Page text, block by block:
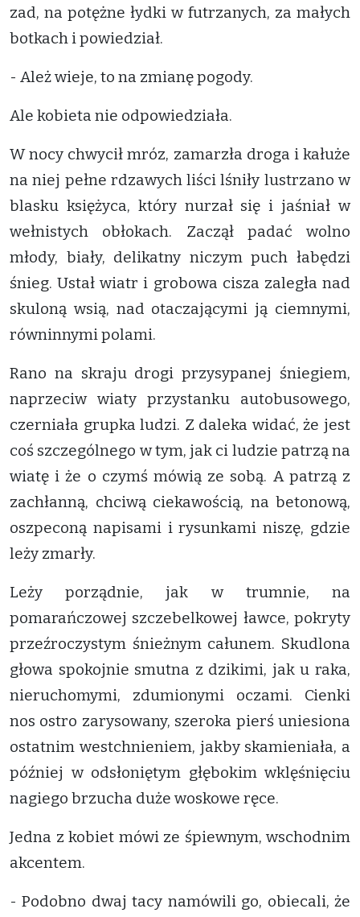
zad, na potężne łydki w futrzanych, za małych
botkach i powiedział.
- Ależ wieje, to na zmianę pogody.
Ale kobieta nie odpowiedziała.
W nocy chwycił mróz, zamarzła droga i kałuże
na niej pełne rdzawych liści lśniły lustrzano w
blasku księżyca, który nurzał się i jaśniał w
wełnistych obłokach. Zaczął padać wolno
młody, biały, delikatny niczym puch łabędzi
śnieg. Ustał wiatr i grobowa cisza zaległa nad
skuloną wsią, nad otaczającymi ją ciemnymi,
równinnymi polami.
Rano na skraju drogi przysypanej śniegiem,
naprzeciw wiaty przystanku autobusowego,
czerniała grupka ludzi. Z daleka widać, że jest
coś szczególnego w tym, jak ci ludzie patrzą na
wiatę i że o czymś mówią ze sobą. A patrzą z
zachłanną, chciwą ciekawością, na betonową,
oszpeconą napisami i rysunkami niszę, gdzie
leży zmarły.
Leży porządnie, jak w trumnie, na
pomarańczowej szczebelkowej ławce, pokryty
przeźroczystym śnieżnym całunem. Skudlona
głowa spokojnie smutna z dzikimi, jak u raka,
nieruchomymi, zdumionymi oczami. Cienki
nos ostro zarysowany, szeroka pierś uniesiona
ostatnim westchnieniem, jakby skamieniała, a
później w odsłoniętym głębokim wklęśnięciu
nagiego brzucha duże woskowe ręce.
Jedna z kobiet mówi ze śpiewnym, wschodnim
akcentem.
- Podobno dwaj tacy namówili go, obiecali, że